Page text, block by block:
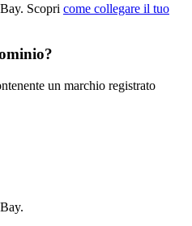
Scopri come collegare il tuo
un marchio registrato